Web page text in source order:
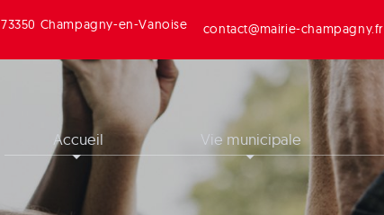
73350 Champagny-en-Vanoise contact@mairie-champagny.fr
Accueil Vie municipale